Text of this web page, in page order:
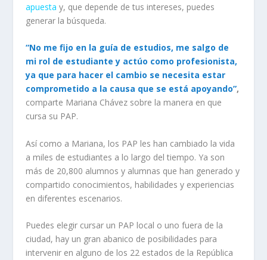
apuesta y, que depende de tus intereses, puedes
generar la búsqueda.
“No me fijo en la guía de estudios, me salgo de
mi rol de estudiante y actúo como profesionista,
ya que para hacer el cambio se necesita estar
comprometido a la causa que se está apoyando”,
comparte Mariana Chávez sobre la manera en que
cursa su PAP.
Así como a Mariana, los PAP les han cambiado la vida
a miles de estudiantes a lo largo del tiempo. Ya son
más de 20,800 alumnos y alumnas que han generado y
compartido conocimientos, habilidades y experiencias
en diferentes escenarios.
Puedes elegir cursar un PAP local o uno fuera de la
ciudad, hay un gran abanico de posibilidades para
intervenir en alguno de los 22 estados de la República